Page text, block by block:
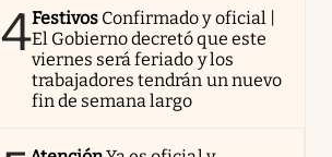
4Festivos Confirmado y oficial |
El Gobierno decretó que este
viernes será feriado y los
trabajadores tendrán un nuevo
fin de semana largo